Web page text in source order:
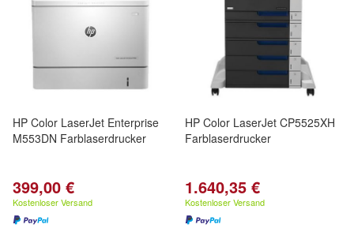
HP Color LaserJet Enterprise
M553DN Farblaserdrucker
399,00 €
Kostenloser Versand
HP Color LaserJet CP5525XH
Farblaserdrucker
1.640,35 €
Kostenloser Versand